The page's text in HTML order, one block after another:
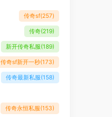
传奇sf(257)
传奇(219)
新开传奇私服(189)
传奇sf新开一秒(173)
传奇最新私服(158)
传奇永恒私服(153)